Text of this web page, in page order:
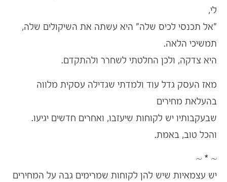
לי,
"אל תכנסי לכיס שלה" היא עשתה את השיקולים שלה,
תמשיכי הלאה.
היא צדקה, ולכן החלטתי לשחרר ולהתקדם.
מאז העסק גדל עוד ולמדתי שגדילה עסקית מלווה
בהעלאת מחירים
שבעקבותיו יש לקוחות שיעזבו, ואחרים חדשים יגיעו.
והכל טוב, באמת.
~ * ~
יש עצמאיות שיש להן לקוחות שמרימים גבה על המחירים